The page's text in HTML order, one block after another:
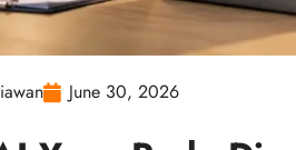
June 30, 2026